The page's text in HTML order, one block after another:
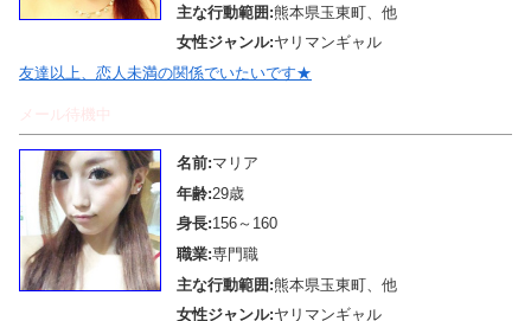
主な行動範囲:熊本県玉東町、他
女性ジャンル:ヤリマンギャル
友達以上、恋人未満の関係でいたいです★
メール待機中
名前:マリア
年齢:29歳
身長:156～160
職業:専門職
主な行動範囲:熊本県玉東町、他
女性ジャンル:ヤリマンギャル